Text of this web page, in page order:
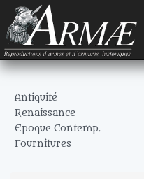
Antiquité
Renaissance
Epoque Contemp.
Fournitures